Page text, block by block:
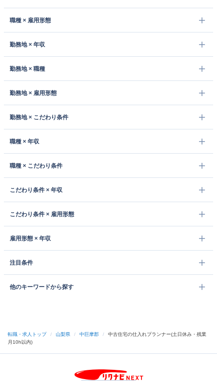
職種 × 雇用形態
勤務地 × 年収
勤務地 × 職種
勤務地 × 雇用形態
勤務地 × こだわり条件
職種 × 年収
職種 × こだわり条件
こだわり条件 × 年収
こだわり条件 × 雇用形態
雇用形態 × 年収
注目条件
他のキーワードから探す
転職・求人トップ / 山梨県 / 中巨摩郡 /
中古住宅の仕入れプランナー(土日休み・残業
月10h以内)